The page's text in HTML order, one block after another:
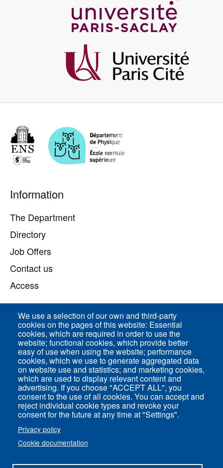
Image
We use a selection of our own and third-party
cookies on the pages of this website: Essential
cookies, which are required in order to use the
website; functional cookies, which provide better
easy of use when using the website; performance
cookies, which we use to generate aggregated data
on website use and statistics; and marketing cookies,
which are used to display relevant content and
advertising. If you choose "ACCEPT ALL", you
consent to the use of all cookies. You can accept and
reject individual cookie types and revoke your
consent for the future at any time at "Settings".
Privacy policy
Cookie documentation
Pied
de
Information
The Department
Directory
Job Offers
Contact us
Access
Direct access
Common Services
ENS-PSL Physique
Site Map
Legal Notice
Privacy policy
Settings of all cookies